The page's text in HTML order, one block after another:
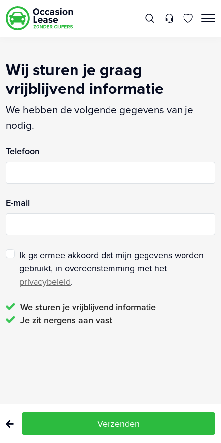
Wij sturen je graag
vrijblijvend informatie
We hebben de volgende gegevens van je
nodig.
Telefoon
E-mail
Ik ga ermee akkoord dat mijn gegevens worden
gebruikt, in overeenstemming met het
privacybeleid.
We sturen je vrijblijvend informatie
Je zit nergens aan vast
Verzenden